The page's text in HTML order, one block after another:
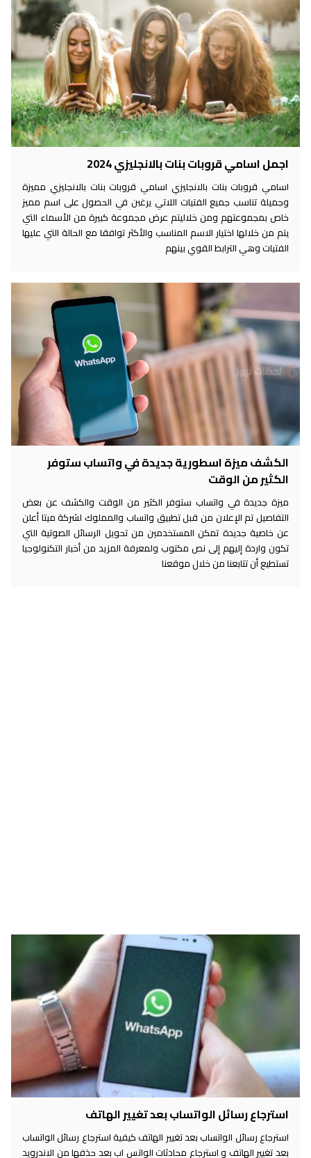
اجمل اسامي قروبات بنات بالانجليزي 2024
اسامي قروبات بنات بالانجليزي اسامي قروبات بنات بالانجليزي مميزة
وجميلة تناسب جميع الفتيات اللاتي يرغبن في الحصول على اسم مميز
خاص بمجموعتهم ومن خلاليتم عرض مجموعة كبيرة من الأسماء التي
يتم من خلالها اختيار الاسم المناسب والأكثر توافقا مع الحالة التي عليها
الفتيات وهي الترابط القوي بينهم
الكشف ميزة اسطورية جديدة في واتساب ستوفر
الكثير من الوقت
ميزة جديدة في واتساب ستوفر الكثير من الوقت والكشف عن بعض
التفاصيل تم الإعلان من قبل تطبيق واتساب والمملوك لشركة ميتا أعلن
عن خاصية جديدة تمكن المستخدمين من تحويل الرسائل الصوتية التي
تكون واردة إليهم إلى نص مكتوب ولمعرفة المزيد من أخبار التكنولوجيا
تستطيع أن تتابعنا من خلال موقعنا
استرجاع رسائل الواتساب بعد تغيير الهاتف
استرجاع رسائل الواتساب بعد تغيير الهاتف كيفية استرجاع رسائل الواتساب
بعد تغيير الهاتف و استرجاع محادثات الواتس اب بعد حذفها من الاندرويد